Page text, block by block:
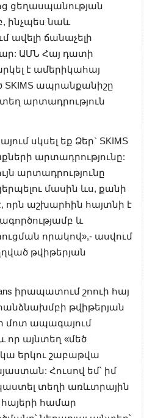
ցեղասպանության
ինչպես նաև
ավելի ճանաչելի
ԱՄՆ Հայ դատի
է ամերիկահայ
ապրանքանիշը
արտադրություն
սկսել եք Ձեր` SKIMS
արտադրությունը:
արտադրությունը
մասին ևս, քանի
որն աշխարհին հայտնի է
և
որակով»,- ասվում
թվիթերյան
իրապատում շոուի հայ
թվիթերյան
մոտ ապագայում
որ այնտեղ «մեծ
երկու շաբաթվա
Հուսով եմ՝ իմ
տեղի առևտրային
համար